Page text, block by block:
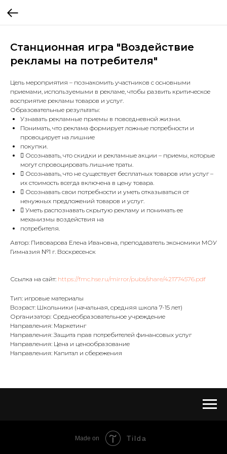
Станционная игра "Воздействие
рекламы на потребителя"
Цель мероприятия – познакомить участников с основными
приемами, используемыми в рекламе, чтобы развить критическое
восприятие рекламы товаров и услуг.
Образовательные результаты:
Узнавать рекламные приемы в повседневной жизни.
Понимать, что реклама формирует ложные потребности и
провоцирует на лишние
покупки.
 Осознавать, что скидки и рекламные акции – приемы, которые
могут спровоцировать лишние траты.
 Осознавать, что не существует бесплатных товаров или услуг –
их стоимость всегда включена в цену товара.
 Осознавать свои потребности и уметь отказываться от
ненужных предложений товаров и услуг.
 Уметь распознавать скрытую рекламу и понимать ее
механизмы воздействия на
потребителя.
Автор: Пивоварова Елена Ивановна, преподаватель экономики МОУ
Гимназия №1 г. Воскресенск
Ссылка на сайт: https://fmc.hse.ru/mirror/pubs/share/421774576.pdf
Тип: игровые материалы
Возраст: Школьники (начальная, средняя школа 7-15 лет)
Организатор: Среднеобразовательное учреждение
Направления: Маркетинг
Направления: Защита прав потребителей финансовых услуг
Направления: Цена и ценообразование
Направления: Капитал и сбережения
Made on Tilda